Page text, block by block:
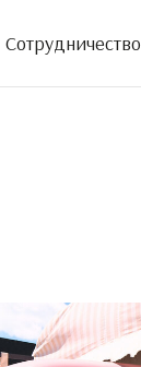
Сотрудничество